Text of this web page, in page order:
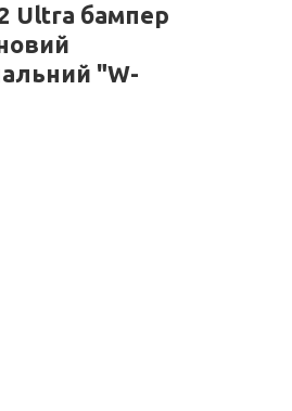
Ultra бампер
"W-